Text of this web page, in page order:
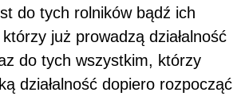
do tych rolników bądź ich
już prowadzą działalność
do tych wszystkim, którzy
działalność dopiero rozpocząć